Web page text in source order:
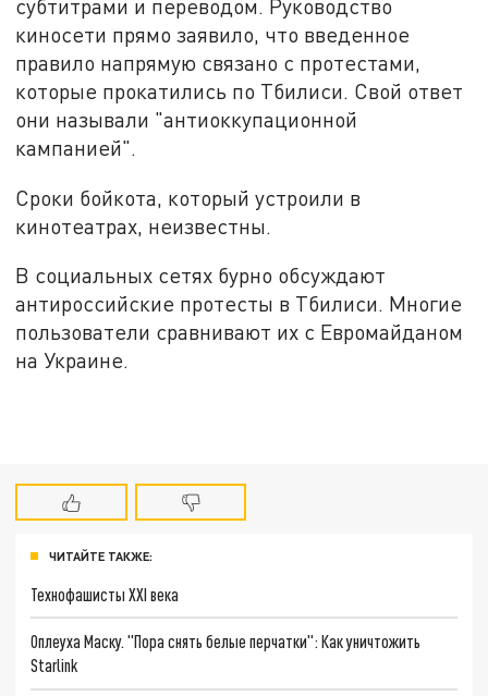
субтитрами и переводом. Руководство
киносети прямо заявило, что введенное
правило напрямую связано с протестами,
которые прокатились по Тбилиси. Свой ответ
они называли "антиоккупационной
кампанией".
Сроки бойкота, который устроили в
кинотеатрах, неизвестны.
В социальных сетях бурно обсуждают
антироссийские протесты в Тбилиси. Многие
пользователи сравнивают их с Евромайданом
на Украине.
ЧИТАЙТЕ ТАКЖЕ:
Технофашисты XXI века
Оплеуха Маску. "Пора снять белые перчатки": Как уничтожить
Starlink